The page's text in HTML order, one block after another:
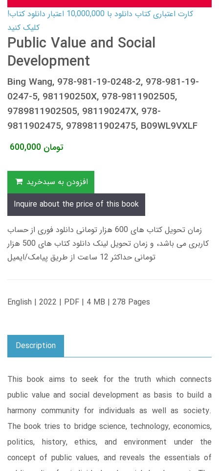
کارت اعتباری کتاب دانلود با 10,000,000 اعتبار دانلود کتاب!
کلیک کنید
Public Value and Social
Development
Bing Wang, 978-981-19-0248-2, 978-981-19-
0247-5, 981190250X, 978-9811902505,
9789811902505, 981190247X, 978-
9811902475, 9789811902475, B09WL9VXLF
600,000 تومان
افزودن به سبدخرید
Inquire about the price of this book
زمان تحویل کتاب های 600 هزار تومانی دانلود فوری از حساب
کاربری می باشد، و زمان تحویل لینک دانلود کتاب های 500 هزار
تومانی حداکثر 12 ساعت از طریق پیامک/ایمیل
English | 2022 | PDF | 4 MB | 278 Pages
Description
This book aims to seek for the truth which connects
public value and social development as basis to build a
harmony community for individuals as well as society.
The book tries to bridge science, technology, economics,
politics, history, ethics, and environment under the
concept of public values, and reveals the essentials of